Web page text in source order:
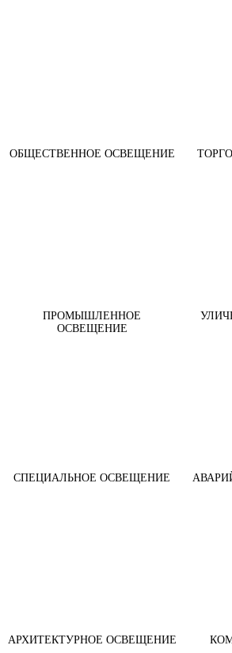
ОБЩЕСТВЕННОЕ ОСВЕЩЕНИЕ
ПРОМЫШЛЕННОЕ
ОСВЕЩЕНИЕ
СПЕЦИАЛЬНОЕ ОСВЕЩЕНИЕ
АРХИТЕКТУРНОЕ ОСВЕЩЕНИЕ